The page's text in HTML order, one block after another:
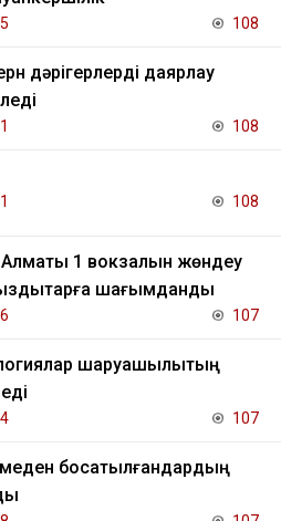
108
дәрігерлерді даярлау
108
108
Алматы 1 вокзалын жөндеу
шағымданды
107
шаруашылықтың
107
босатылғандардың